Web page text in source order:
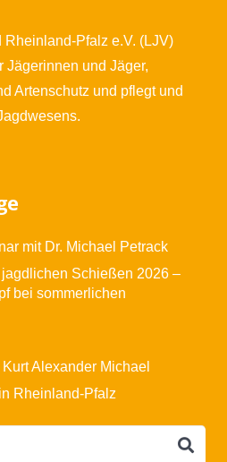
Pfalz e.V. (LJV)
Jägerinnen und Jäger,
Artenschutz und pflegt und
mit Dr. Michael Petrack
Schießen 2026 –
bei sommerlichen
Alexander Michael
Rheinland-Pfalz